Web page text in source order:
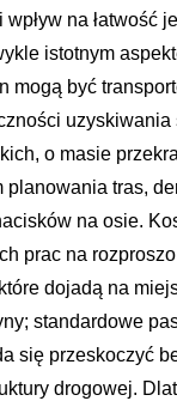
na łatwość
istotnym
mogą być
o masie
tras,
na osie.
prac na
dojadą na
standardowe
się przeskoczyć
drogowej.